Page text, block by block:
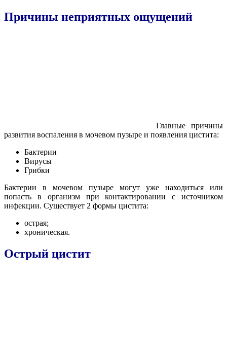
Причины неприятных ощущений
Главные причины
развития воспаления в мочевом пузыре и появления цистита:
Бактерии
Вирусы
Грибки
Бактерии в мочевом пузыре могут уже находиться или
попасть в организм при контактировании с источником
инфекции. Существует 2 формы цистита:
острая;
хроническая.
Острый цистит